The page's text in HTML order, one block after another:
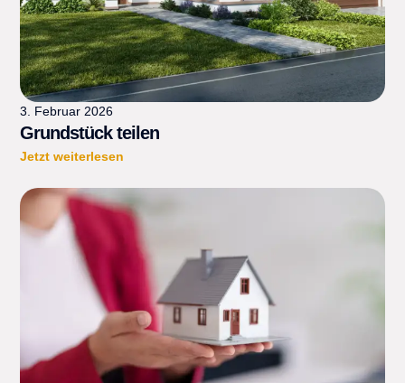
3. Februar 2026
Grundstück teilen
Jetzt weiterlesen